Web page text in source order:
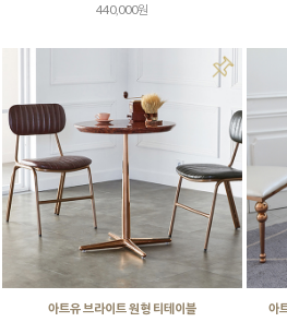
440,000원
아트유 브라이트 원형 티테이블 아